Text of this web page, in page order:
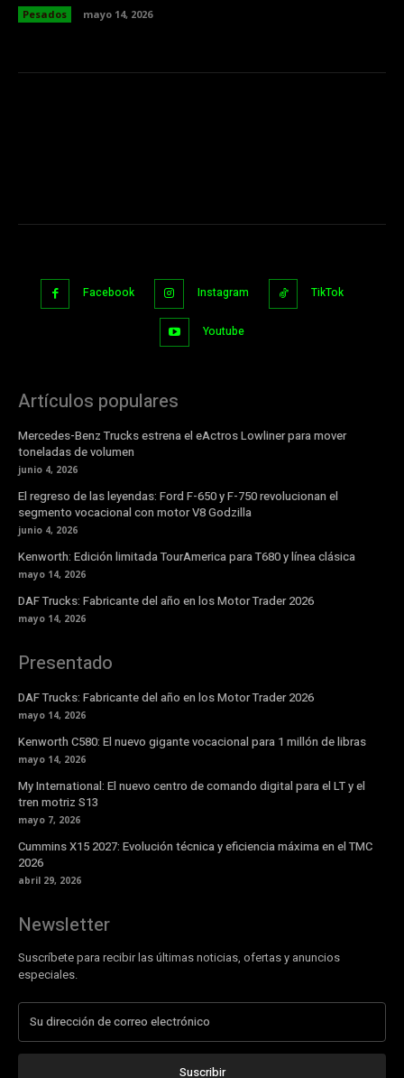
Pesados mayo 14, 2026
Facebook Instagram TikTok
Youtube
Artículos populares
Mercedes-Benz Trucks estrena el eActros Lowliner para mover
toneladas de volumen
junio 4, 2026
El regreso de las leyendas: Ford F-650 y F-750 revolucionan el
segmento vocacional con motor V8 Godzilla
junio 4, 2026
Kenworth: Edición limitada TourAmerica para T680 y línea clásica
mayo 14, 2026
DAF Trucks: Fabricante del año en los Motor Trader 2026
mayo 14, 2026
Presentado
DAF Trucks: Fabricante del año en los Motor Trader 2026
mayo 14, 2026
Kenworth C580: El nuevo gigante vocacional para 1 millón de libras
mayo 14, 2026
My International: El nuevo centro de comando digital para el LT y el
tren motriz S13
mayo 7, 2026
Cummins X15 2027: Evolución técnica y eficiencia máxima en el TMC
2026
abril 29, 2026
Newsletter
Suscríbete para recibir las últimas noticias, ofertas y anuncios
especiales.
Suscribir